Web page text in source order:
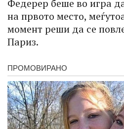
Федерер беше во игра
на првото место,
момент реши да се
Париз.